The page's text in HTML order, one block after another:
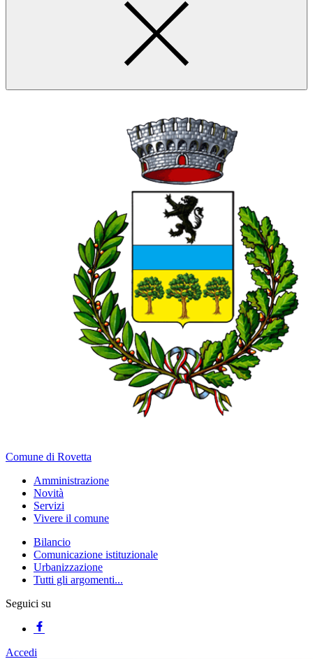
Comune di Rovetta
Amministrazione
Novità
Servizi
Vivere il comune
Bilancio
Comunicazione istituzionale
Urbanizzazione
Tutti gli argomenti...
Seguici su
Accedi